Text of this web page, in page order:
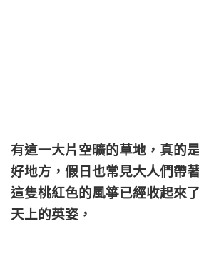
有這一大片空曠的草地，真的
好地方，假日也常見大人們帶
這隻桃紅色的風箏已經收起來
天上的英姿，